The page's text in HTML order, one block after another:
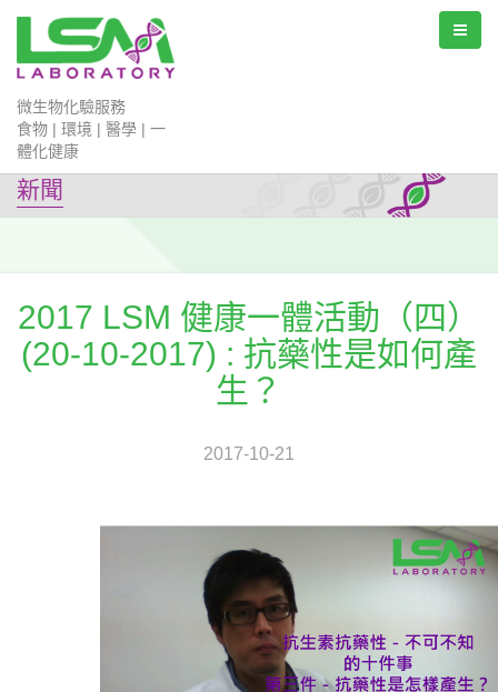
微生物化驗服務
食物 | 環境 | 醫學 | 一
體化健康
新聞
2017 LSM 健康一體活動（四）
(20-10-2017) : 抗藥性是如何產
生？
2017-10-21